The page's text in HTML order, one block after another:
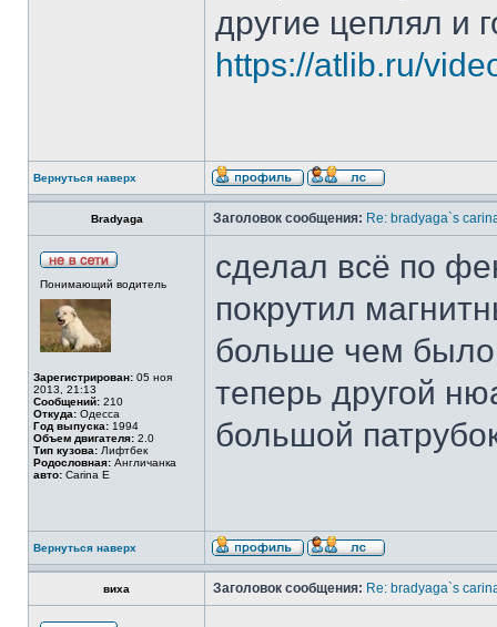
другие цеплял и
https://atlib.ru/
Вернуться наверх
Bradyaga Заголовок сообщения: Re: bradyaga`s
Понимающий водитель
Зарегистрирован: 05 ноя
2013, 21:13
Сообщений: 210
Откуда: Одесса
Год выпуска: 1994
Объем двигателя: 2.0
Тип кузова: Лифтбек
Родословная: Англичанка
авто: Carina E
сделал всё по
покрутил
больше чем было
теперь другой
большой
Вернуться наверх
виха Заголовок сообщения: Re: bradyaga`s